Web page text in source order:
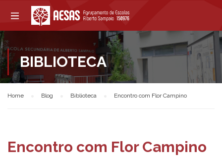
BIBLIOTECA
Home Blog Biblioteca Encontro com Flor Campino
Encontro com Flor Campino